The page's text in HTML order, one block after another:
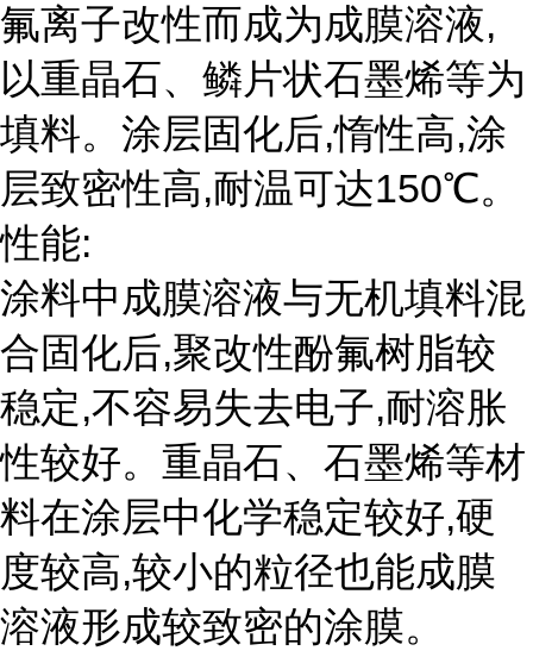
氟离子改性而成为成膜溶液,
以重晶石、鳞片状石墨烯等为
填料。涂层固化后,惰性高,涂
层致密性高,耐温可达150℃。
性能:
涂料中成膜溶液与无机填料混
合固化后,聚改性酚氟树脂较
稳定,不容易失去电子,耐溶胀
性较好。重晶石、石墨烯等材
料在涂层中化学稳定较好,硬
度较高,较小的粒径也能成膜
溶液形成较致密的涂膜。